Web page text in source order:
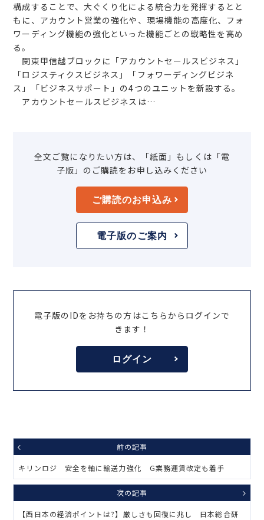
構成することで、大ぐくり化による統合力を発揮するとと
もに、アカウント営業の強化や、現場機能の高度化、フォ
ワーディング機能の強化といった機能ごとの戦略性を高め
る。
関東甲信越ブロックに「アカウントセールスビジネス」
「ロジスティクスビジネス」「フォワーディングビジネ
ス」「ビジネスサポート」の4つのユニットを新設する。
アカウントセールスビジネスは…
全文ご覧になりたい方は、「紙面」もしくは「電
子版」のご購読をお申し込みください
ご購読のお申込み
電子版のご案内
電子版のIDをお持ちの方はこちらからログインで
きます！
ログイン
前の記事
キリンロジ 安全を軸に輸送力強化 G業務運賃改定も着手
次の記事
【西日本の経済ポイントは?】厳しさも回復に兆し 日本総合研